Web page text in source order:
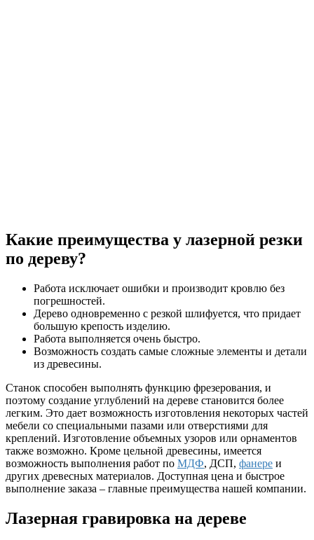
Какие преимущества у лазерной резки
по дереву?
Работа исключает ошибки и производит кровлю без
погрешностей.
Дерево одновременно с резкой шлифуется, что придает
большую крепость изделию.
Работа выполняется очень быстро.
Возможность создать самые сложные элементы и детали
из древесины.
Станок способен выполнять функцию фрезерования, и
поэтому создание углублений на дереве становится более
легким. Это дает возможность изготовления некоторых частей
мебели со специальными пазами или отверстиями для
креплений. Изготовление объемных узоров или орнаментов
также возможно. Кроме цельной древесины, имеется
возможность выполнения работ по МДФ, ДСП, фанере и
других древесных материалов. Доступная цена и быстрое
выполнение заказа – главные преимущества нашей компании.
Лазерная гравировка на дереве